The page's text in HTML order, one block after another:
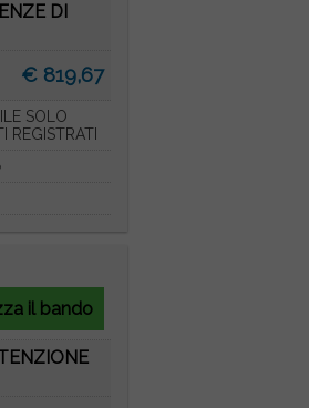
DI
€ 819,67
SOLO
REGISTRATI
il bando